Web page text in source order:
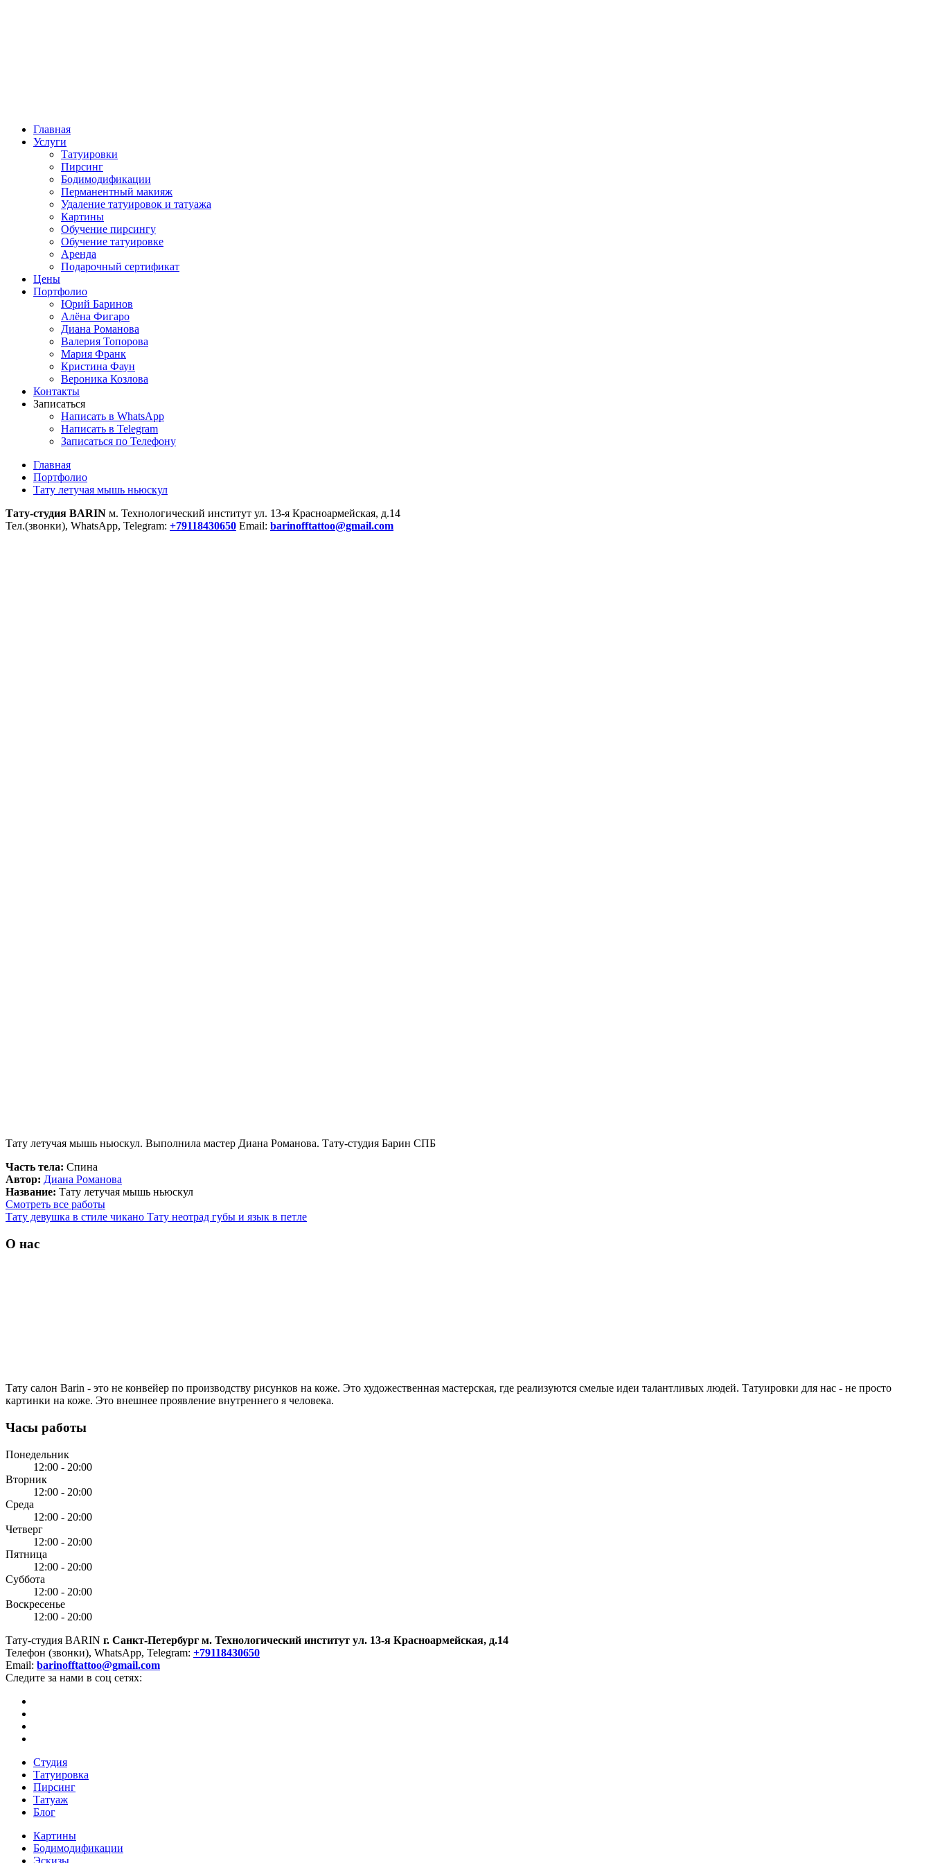
Главная
Услуги
Татуировки
Пирсинг
Бодимодификации
Перманентный макияж
Удаление татуировок и татуажа
Картины
Обучение пирсингу
Обучение татуировке
Аренда
Подарочный сертификат
Цены
Портфолио
Юрий Баринов
Алёна Фигаро
Диана Романова
Валерия Топорова
Мария Франк
Кристина Фаун
Вероника Козлова
Контакты
Записаться
Написать в WhatsApp
Написать в Telegram
Записаться по Телефону
Главная
Портфолио
Тату летучая мышь ньюскул
Тату-студия BARIN м. Технологический институт ул. 13-я Красноармейская, д.14
Тел.(звонки), WhatsApp, Telegram: +79118430650 Email: barinofftattoo@gmail.com
Тату летучая мышь ньюскул. Выполнила мастер Диана Романова. Тату-студия Барин СПБ
Часть тела: Спина
Автор: Диана Романова
Название: Тату летучая мышь ньюскул
Смотреть все работы
Тату девушка в стиле чикано Тату неотрад губы и язык в петле
О нас
Тату салон Barin - это не конвейер по производству рисунков на коже. Это художественная мастерская, где реализуются смелые идеи талантливых людей. Татуировки для нас - не просто
картинки на коже. Это внешнее проявление внутреннего я человека.
Часы работы
Понедельник
12:00 - 20:00
Вторник
12:00 - 20:00
Среда
12:00 - 20:00
Четверг
12:00 - 20:00
Пятница
12:00 - 20:00
Суббота
12:00 - 20:00
Воскресенье
12:00 - 20:00
Тату-студия BARIN г. Санкт-Петербург м. Технологический институт ул. 13-я Красноармейская, д.14
Телефон (звонки), WhatsApp, Telegram: +79118430650
Email: barinofftattoo@gmail.com
Следите за нами в соц сетях:
Студия
Татуировка
Пирсинг
Татуаж
Блог
Картины
Бодимодификации
Эскизы